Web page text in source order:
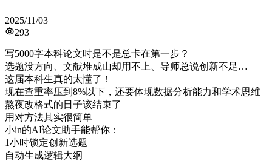
2025/11/03
293
写5000字本科论文时是不是总卡在第一步？
选题没方向、文献堆成山却用不上、导师总说创新不足…
这届本科生真的太懂了！
现在查重率压到8%以下，还要体现数据分析能力和学术思维
熬夜改格式的日子该结束了
用对方法其实很简单
小in的AI论文助手能帮你：
1小时锁定创新选题
自动生成逻辑大纲